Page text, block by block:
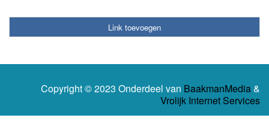
Link toevoegen
Copyright © 2023 Onderdeel van BaakmanMedia&
Vrolijk Internet Services